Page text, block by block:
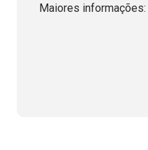
Maiores informações: